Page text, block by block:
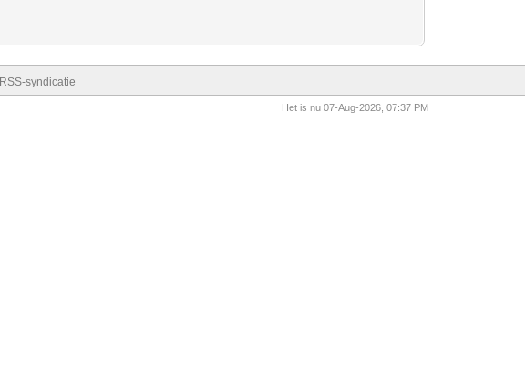
RSS-syndicatie
Het is nu 07-Aug-2026, 07:37 PM